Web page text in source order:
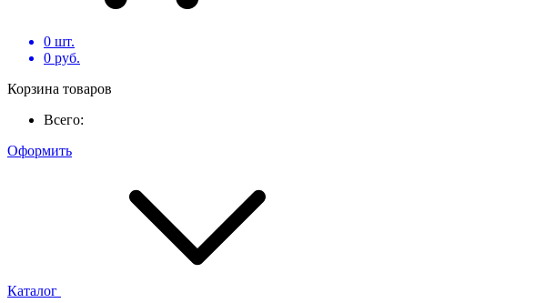
0 шт.
0 руб.
Корзина товаров
Всего:
Оформить
Каталог